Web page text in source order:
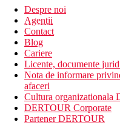
newsletter!
Despre noi
Agentii
Contact
Blog
Cariere
Licente, documente
Nota de informare
afaceri
Cultura organizationala
DERTOUR Corporate
Partener DERTOUR